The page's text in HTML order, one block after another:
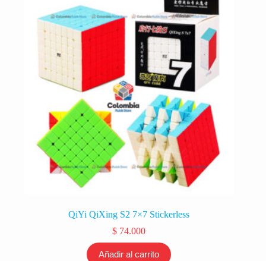
QiYi QiXing S2 7×7 Stickerless
$ 74.000
Añadir al carrito